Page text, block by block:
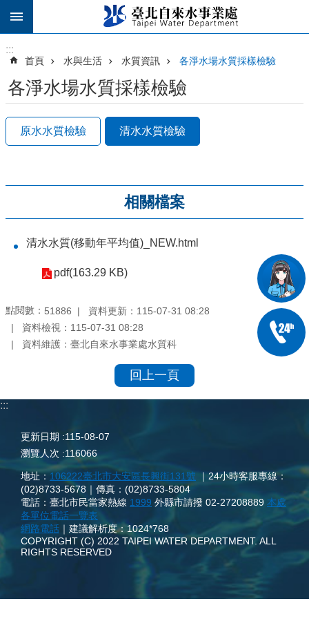
跳到主要內容區塊
:::
首頁 水與生活 水質資訊 各淨水場水質採樣檢驗
各淨水場水質採樣檢驗
原水水質檢驗 清水水質檢驗
相關檔案
清水水質(移動年平均值)_NEW.html
pdf(163.29 KB)
點閱數： 51886 資料更新： 115-07-31 08:28
資料檢視： 115-07-31 08:28
資料維護： 臺北自來水事業處水質科
回上一頁
:::
更新日期
115-08-07
瀏覽人次
116066
地址： 106222臺北市大安區長興街131號 ｜24小時客服專線：
(02)8733-5678｜傳真：(02)8733-5804
電話：臺北市民當家熱線 1999 外縣市請撥 02-27208889 本處
各單位電話一覽表
網路電話 ｜建議解析度：1024*768
COPYRIGHT (C) 2022 TAIPEI WATER DEPARTMENT. ALL
RIGHTS RESERVED